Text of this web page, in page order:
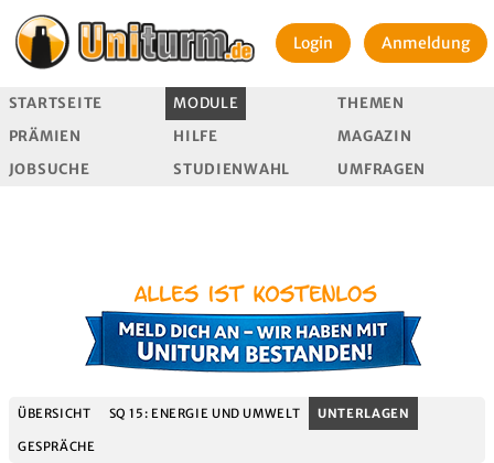
Login Anmeldung
STARTSEITE MODULE
THEMEN
PRÄMIEN
HILFE
MAGAZIN
JOBSUCHE
STUDIENWAHL UMFRAGEN
ÜBERSICHT SQ 15: ENERGIE UND UMWELT UNTERLAGEN
GESPRÄCHE